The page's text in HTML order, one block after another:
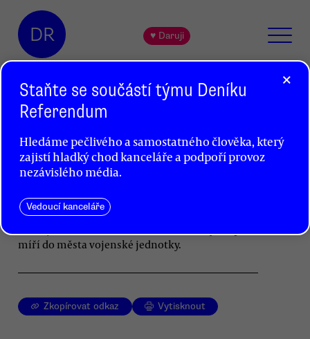
DR ♥ Daruji
Střety v Kyjevě propukly s novou
intenzitou, 26 mrtvých
Petr Jedlička
Pořádkové síly využily úterních akcí radikálů
a přešly do ofenzívy. Několik tisíc protestujících
míří do města vojenské jednotky.
Zkopírovat odkaz Vytisknout
×
Staňte se součástí týmu Deníku
Referendum
Hledáme pečlivého a samostatného člověka, který
zajistí hladký chod kanceláře a podpoří provoz
nezávislého média.
Vedoucí kanceláře